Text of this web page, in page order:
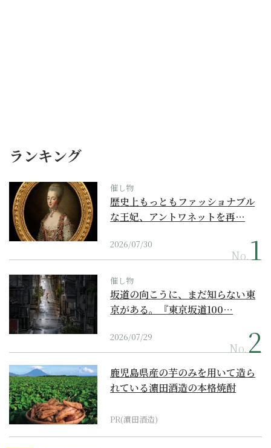
ランキング
催し物
歴史上もっともファッショナブル
な王妃、アントワネットを再…
2026/07/30
No.
催し物
坂道の向こうに、まだ知らない東
京がある。『東京坂道100…
2026/07/29
No.
鹿児島県産の芋のみを用いて造ら
れている濵田酒造の本格焼酎
PR(濵田酒造)